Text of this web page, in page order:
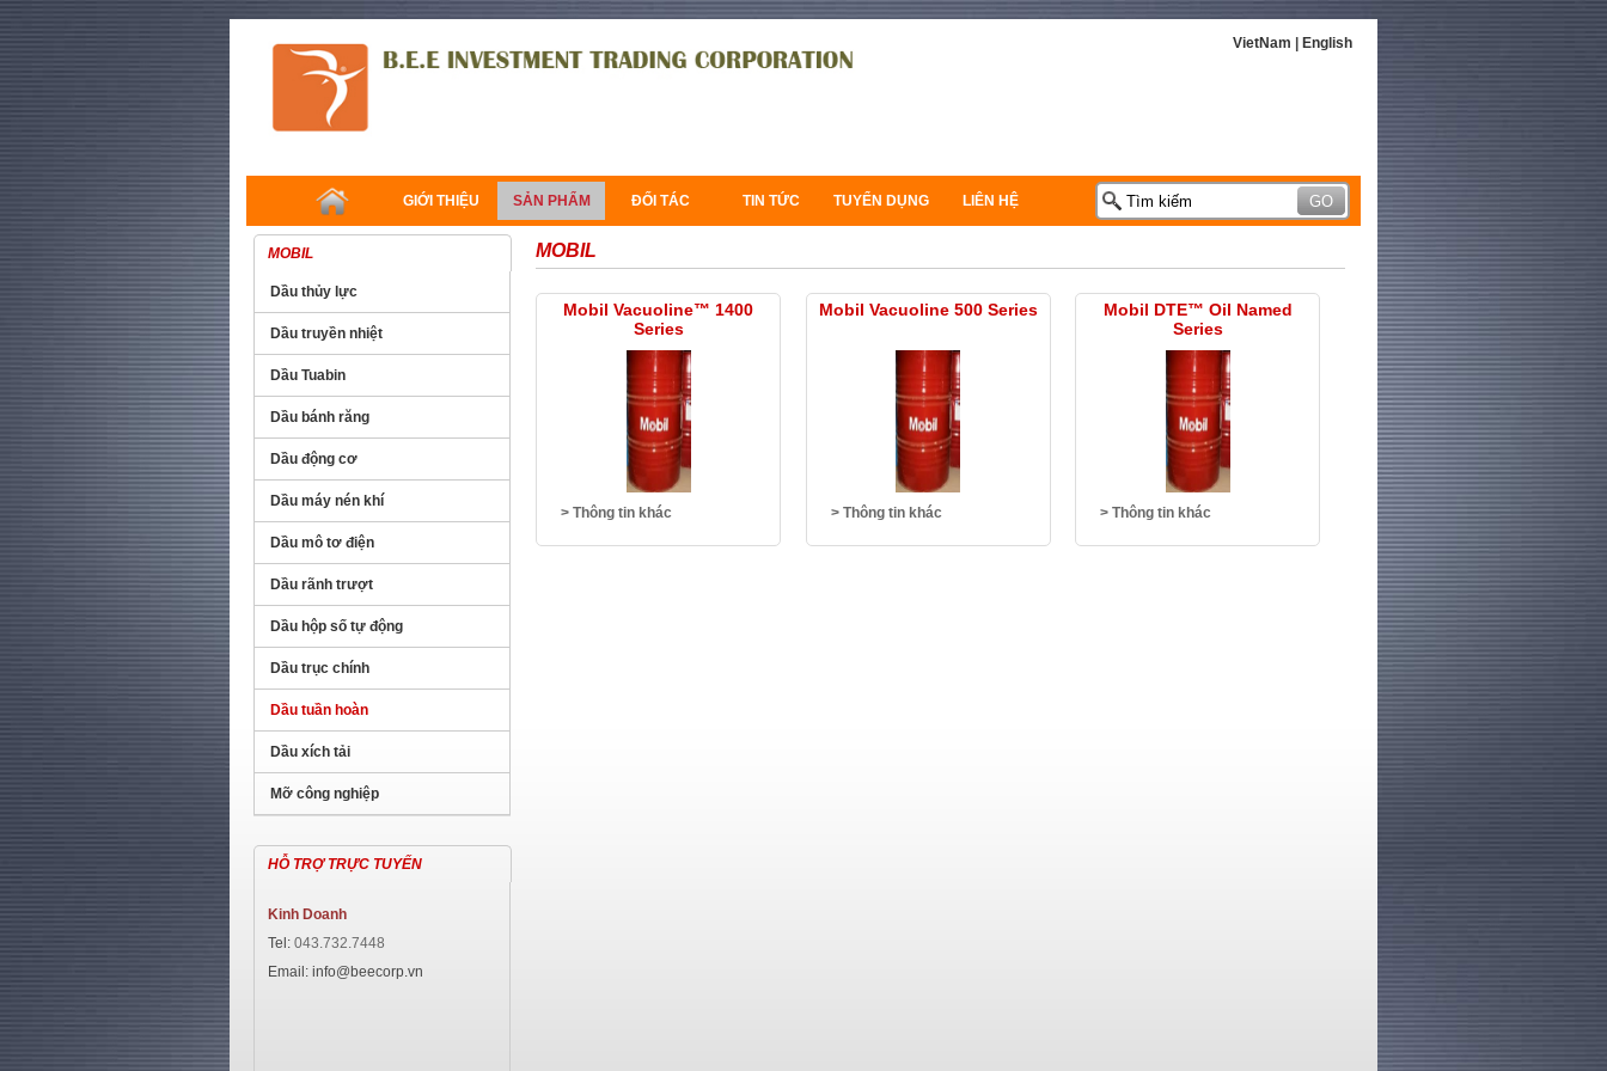
VietNam English
GIỚI THIỆU SẢN PHẨM ĐỐI TÁC TIN TỨC TUYỂN DỤNG LIÊN HỆ
MOBIL
Dầu thủy lực
Dầu truyền nhiệt
Dầu Tuabin
Dầu bánh răng
Dầu động cơ
Dầu máy nén khí
Dầu mô tơ điện
Dầu rãnh trượt
Dầu hộp số tự động
Dầu trục chính
Dầu tuần hoàn
Dầu xích tải
Mỡ công nghiệp
HỖ TRỢ TRỰC TUYẾN
Kinh Doanh
Tel : 043.732.7448
Email: info@beecorp.vn
MOBIL
Mobil Vacuoline™ 1400
Series
> Thông tin khác
Mobil Vacuoline 500 Series
> Thông tin khác
Mobil DTE™ Oil Named
Series
> Thông tin khác